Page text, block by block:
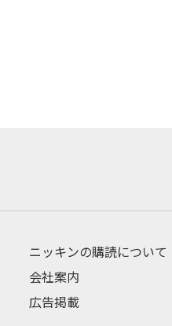
ニッキンの購読について
会社案内
広告掲載